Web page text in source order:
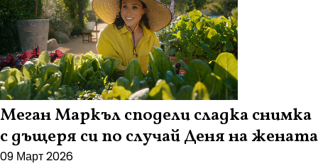
Меган Маркъл сподели сладка снимка
с дъщеря си по случай Деня на жената
09 Март 2026